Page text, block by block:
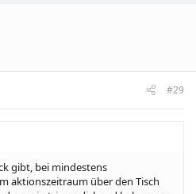
#29
gibt, bei mindestens
aktionszeitraum über den Tisch